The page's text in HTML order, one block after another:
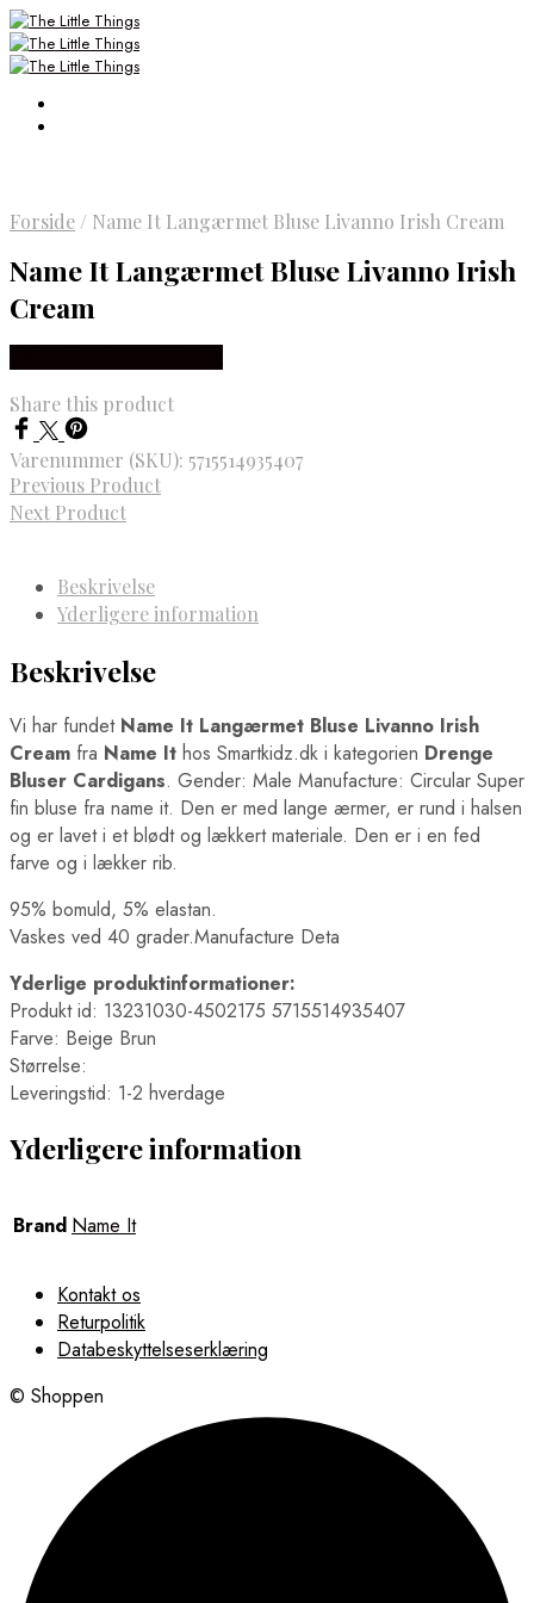
Forside / Name It Langærmet Bluse Livanno Irish Cream
Name It Langærmet Bluse Livanno Irish
Cream
Share this product
Varenummer (SKU): 5715514935407
Previous Product
Next Product
Beskrivelse
Yderligere information
Beskrivelse
Vi har fundet Name It Langærmet Bluse Livanno Irish
Cream fra Name It hos Smartkidz.dk i kategorien Drenge
Bluser Cardigans. Gender: Male Manufacture: Circular Super
fin bluse fra name it. Den er med lange ærmer, er rund i halsen
og er lavet i et blødt og lækkert materiale. Den er i en fed
farve og i lækker rib.
95% bomuld, 5% elastan.
Vaskes ved 40 grader.Manufacture Deta
Yderlige produktinformationer:
Produkt id: 13231030-4502175 5715514935407
Farve: Beige Brun
Størrelse:
Leveringstid: 1-2 hverdage
Yderligere information
Brand Name It
Kontakt os
Returpolitik
Databeskyttelseserklæring
© Shoppen